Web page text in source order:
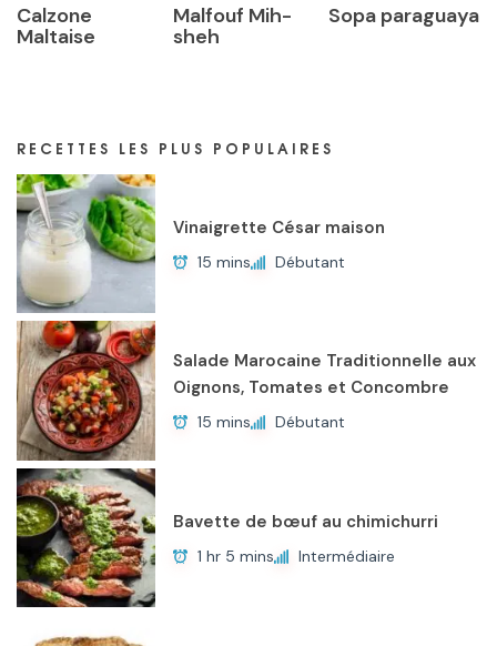
Calzone
Maltaise
Malfouf Mih-
sheh
Sopa paraguaya
RECETTES LES PLUS POPULAIRES
Vinaigrette César maison
15 mins Débutant
Salade Marocaine Traditionnelle aux
Oignons, Tomates et Concombre
15 mins Débutant
Bavette de bœuf au chimichurri
1 hr 5 mins Intermédiaire